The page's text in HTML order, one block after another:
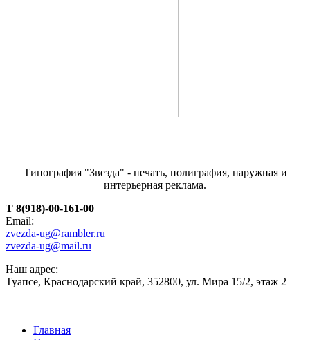
Типография "Звезда" - печать, полиграфия, наружная и
интерьерная реклама.
T 8(918)-00-161-00
Email:
zvezda-ug@rambler.ru
zvezda-ug@mail.ru
Наш адрес:
Туапсе, Краснодарский край, 352800, ул. Мира 15/2, этаж 2
Главная